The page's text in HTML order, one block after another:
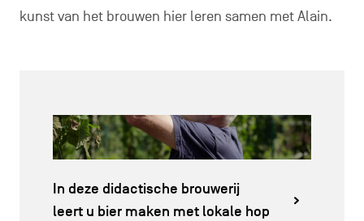
kunst van het brouwen hier leren samen met Alain.
In deze didactische brouwerij
leert u bier maken met lokale hop